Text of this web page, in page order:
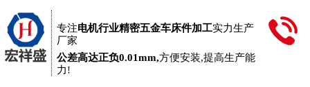
专注电机行业精密五金车床件加工实力生产
厂家
公差高达正负0.01mm,方便安装,提高生产能
力!